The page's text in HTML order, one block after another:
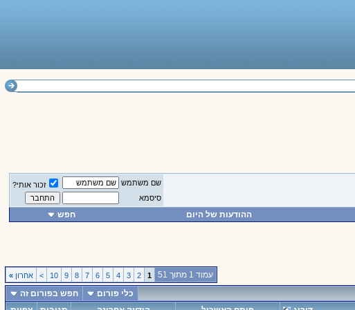
שם משתמש
זכור אותי?
סיסמא
ההודעות של היום חפש
עמוד 1 מתוך 51 1
2
3
4
5
6
7
8
9
10
> אחרון »
כלי פורום
חפש בפורום זה